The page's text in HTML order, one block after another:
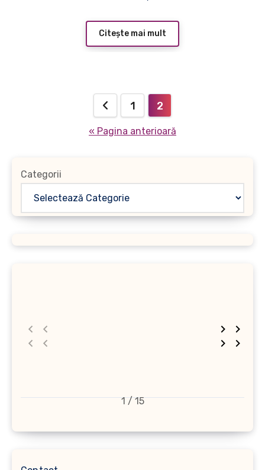
Citește mai mult
1 2
« Pagina anterioară
Categorii
1 / 15